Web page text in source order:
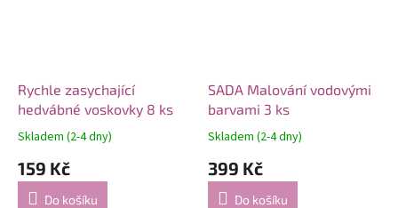
Rychle zasychající
hedvábné voskovky 8 ks
Skladem (2-4 dny)
159 Kč
Do košíku
SADA Malování vodovými
barvami 3 ks
Skladem (2-4 dny)
399 Kč
Do košíku